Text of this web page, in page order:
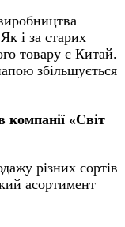
і за старих
товару є Китай.
збільшується
компанії «Світ
різних сортів
асортимент